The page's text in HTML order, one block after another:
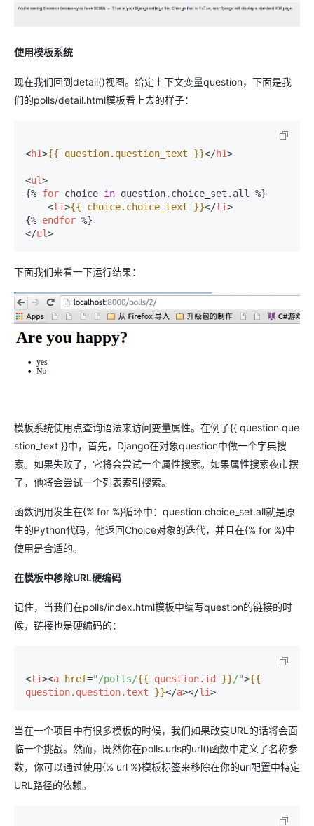
使用模板系统
现在我们回到detail()视图。给定上下文变量question，下面是我
们的polls/detail.html模板看上去的样子：
<h1>{{ question.question_text }}</h1>
<ul>
{% for choice in question.choice_set.all %}
<li>{{ choice.choice_text }}</li>
{% endfor %}
</ul>
下面我们来看一下运行结果：
模板系统使用点查询语法来访问变量属性。在例子{{ question.que
stion_text }}中，首先，Django在对象question中做一个字典搜
索。如果失败了，它将会尝试一个属性搜索。如果属性搜索夜市摆
了，他将会尝试一个列表索引搜索。
函数调用发生在{% for %}循环中：question.choice_set.all就是原
生的Python代码，他返回Choice对象的迭代，并且在{% for %}中
使用是合适的。
在模板中移除URL硬编码
记住，当我们在polls/index.html模板中编写question的链接的时
候，链接也是硬编码的：
<li><a href="/polls/{{ question.id }}/">
question.question.text }}</a></li>
当在一个项目中有很多模板的时候，我们如果改变URL的话将会面
临一个挑战。然而，既然你在polls.urls的url()函数中定义了名称参
数，你可以通过使用{% url %}模板标签来移除在你的url配置中特定
URL路径的依赖。